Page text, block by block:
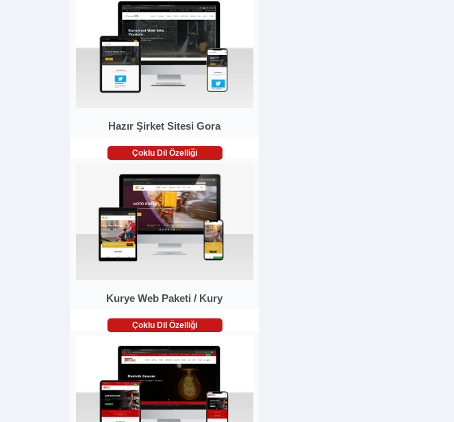
Hazır Şirket Sitesi Gora
Çoklu Dil Özelliği
Kurye Web Paketi / Kury
Çoklu Dil Özelliği